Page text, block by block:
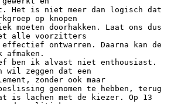
Het is niet meer dan logisch dat
op knopen
moeten doorhakken. Laat ons dus
alle voorzitters
effectief ontwarren. Daarna kan de
afmaken.
ben ik alvast niet enthousiast.
wil zeggen dat een
zonder ook maar
genomen te hebben, terug
is lachen met de kiezer. Op 13